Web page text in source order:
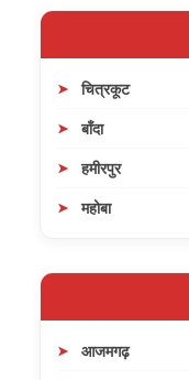
चित्रकूट
बाँदा
हमीरपुर
महोबा
आजमगढ़